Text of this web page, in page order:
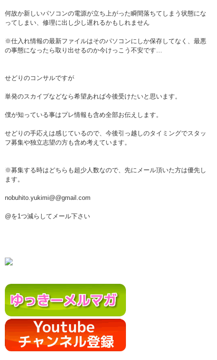
何故か新しいパソコンの電源が立ち上がった瞬間落ちてしまう状態にな
ってしまい、修理に出し少し遅れるかもしれません
※仕入れ情報の最新ファイルはそのパソコンにしか保存してなく、最悪
の事態になったら取り出せるのか今けっこう不安です…
せどりのコンサルですが
単発のスカイプなどなら希望あれば今後受けたいと思います。
僕が知っている事はプレ情報も含め全部お伝えします。
せどりの手応えは感じているので、今後引っ越しのタイミングでスタッ
フ募集や独立志望の方も含め考えています。
※募集する時はどちらも超少人数なので、先にメール頂いた方は優先し
ます。
nobuhito.yukimi@@gmail.com
@を1つ減らしてメール下さい